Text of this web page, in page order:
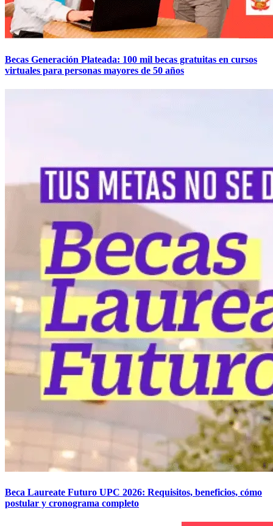
Becas Generación Plateada: 100 mil becas gratuitas en cursos
virtuales para personas mayores de 50 años
Beca Laureate Futuro UPC 2026: Requisitos, beneficios, cómo
postular y cronograma completo